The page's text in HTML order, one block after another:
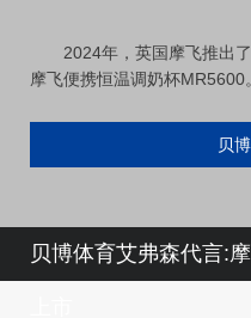
2024年，英国摩飞推出了
摩飞便携恒温调奶杯MR5600
贝
贝博体育艾弗森代言: